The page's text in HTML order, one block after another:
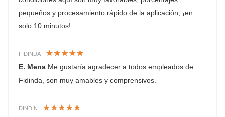
pequeños y procesamiento rápido de la aplicación, ¡en
solo 10 minutos!
FIDINDA
E. Mena Me gustaría agradecer a todos empleados de
Fidinda, son muy amables y comprensivos.
DINDIN